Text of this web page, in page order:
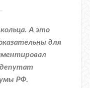
А это
для
РФ.